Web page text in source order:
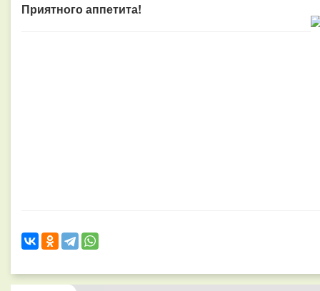
Приятного аппетита!